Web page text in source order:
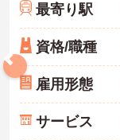
最寄り駅
資格/職種
雇用形態
サービス